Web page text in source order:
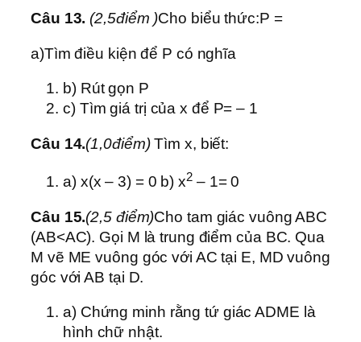
Câu 13. (2,5điểm )Cho biểu thức:P =
a)Tìm điều kiện để P có nghĩa
b) Rút gọn P
c) Tìm giá trị của x để P= – 1
Câu 14.(1,0điểm)Tìm x, biết:
a) x(x – 3) = 0 b) x2– 1= 0
Câu 15.(2,5 điểm)Cho tam giác vuông ABC
(AB<AC). Gọi M là trung điểm của BC. Qua
M vẽ ME vuông góc với AC tại E, MD vuông
góc với AB tại D.
a) Chứng minh rằng tứ giác ADME là
hình chữ nhật.